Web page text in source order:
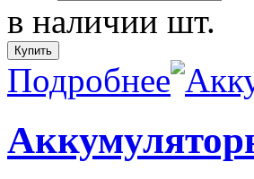
в наличии шт.
Подробнее